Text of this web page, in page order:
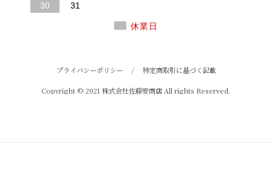
30
31
休業日
プライバシーポリシー / 特定商取引に基づく記載
Copyright © 2021 株式会社佐藤安商店 All rights Reserved.